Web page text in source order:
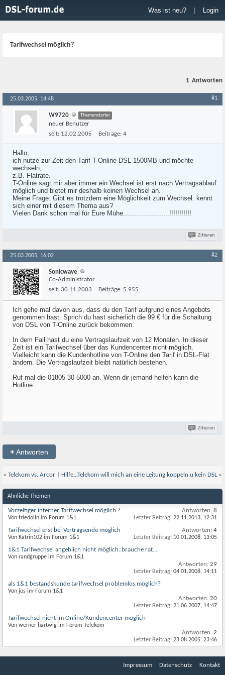
Was ist neu? Login
Tarifwechsel möglich?
1 Antworten
25.03.2005, 14:48 #1
W9720 Themenstarter
neuer Benutzer
seit: 12.02.2005 Beiträge: 4
Hallo,
ich nutze zur Zeit den Tarif T-Online DSL 1500MB und möchte
wechseln,
z.B. Flatrate.
T-Online sagt mir aber immer ein Wechsel ist erst nach Vertragsablauf
möglich und bietet mir deshalb keinen Wechsel an.
Meine Frage: Gibt es trotzdem eine Möglichkeit zum Wechsel. kennt
sich einer mit diesem Thema aus?
Vielen Dank schon mal für Eure Mühe.......................!!!!!!!!!!!
Zitieren
25.03.2005, 16:02 #2
Sonicwave
Co-Administrator
seit: 30.11.2003 Beiträge: 5.955
Ich gehe mal davon aus, dass du den Tarif aufgrund eines Angebots
genommen hast. Sprich du hast sicherlich die 99 € für die Schaltung
von DSL von T-Online zurück bekommen.
In dem Fall hast du eine Vertragslaufzeit von 12 Monaten. In dieser
Zeit ist ein Tarifwechsel über das Kundencenter nicht möglich.
Vielleicht kann die Kundenhotline von T-Online den Tarif in DSL-Flat
ändern. Die Vertragslaufzeit bleibt natürlich bestehen.
Ruf mal die 01805 30 5000 an. Wenn dir jemand helfen kann die
Hotline.
Zitieren
+Antworten
« Telekom vs. Arcor Hilfe...Telekom will mich an eine Leitung koppeln u kein DSL »
Ähnliche Themen
Vorzeitiger interner Tarifwechsel möglich ?
Von friedolin im Forum 1&1
Antworten: 8
Letzter Beitrag: 22.11.2013, 12:31
Tarifwechsel erst bei Vertragsende möglich
Von Katrin102 im Forum 1&1
Antworten: 4
Letzter Beitrag: 10.01.2008, 13:05
1&1 Tarifwechsel angeblich nicht möglich..brauche rat...
Von randgruppe im Forum 1&1
Antworten: 29
Letzter Beitrag: 04.01.2008, 14:11
als 1&1 bestandskunde tarifwechsel problemlos möglich?
Von jos im Forum 1&1
Antworten: 20
Letzter Beitrag: 21.06.2007, 14:47
Tarifwechsel nicht im Online/Kundencenter möglich
Von werner hartwig im Forum Telekom
Antworten: 2
Letzter Beitrag: 23.08.2005, 23:46
Impressum Datenschutz Kontakt